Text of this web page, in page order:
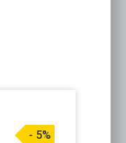
- 5%